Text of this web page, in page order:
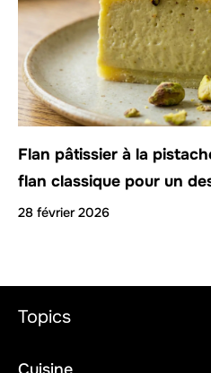
Flan pâtissier à la
flan classique pour un
28 février 2026
Topics